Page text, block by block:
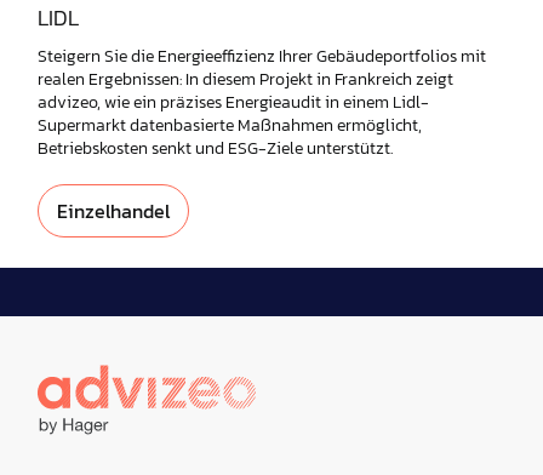
LIDL
Steigern Sie die Energieeffizienz Ihrer Gebäudeportfolios mit
realen Ergebnissen: In diesem Projekt in Frankreich zeigt
advizeo, wie ein präzises Energieaudit in einem Lidl-
Supermarkt datenbasierte Maßnahmen ermöglicht,
Betriebskosten senkt und ESG-Ziele unterstützt.
Einzelhandel